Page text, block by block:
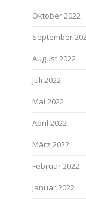
Oktober 2022
September
August 2022
Juli 2022
Mai 2022
April 2022
März 2022
Februar 2022
Januar 2022